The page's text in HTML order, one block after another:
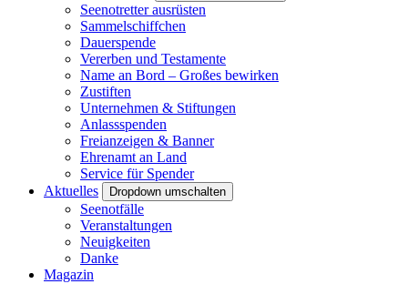
Seenotretter ausrüsten
Sammelschiffchen
Dauerspende
Vererben und Testamente
Name an Bord – Großes bewirken
Zustiften
Unternehmen & Stiftungen
Anlassspenden
Freianzeigen & Banner
Ehrenamt an Land
Service für Spender
Aktuelles
Dropdown umschalten
Seenotfälle
Veranstaltungen
Neuigkeiten
Danke
Magazin